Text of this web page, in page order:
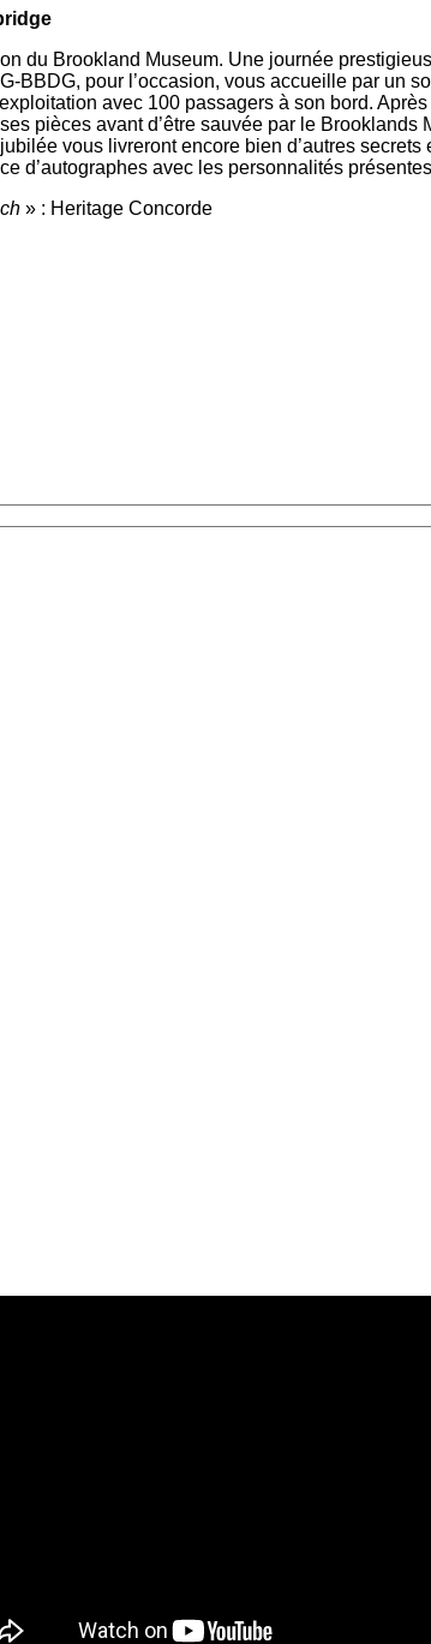
du Brookland Museum. Une journée
BBDG, pour l’occasion, vous accueille par un
avec 100 passagers à son bord.
pièces avant d’être sauvée par le
vous livreront encore bien d’autres
d’autographes avec les personnalités
» : Heritage Concorde